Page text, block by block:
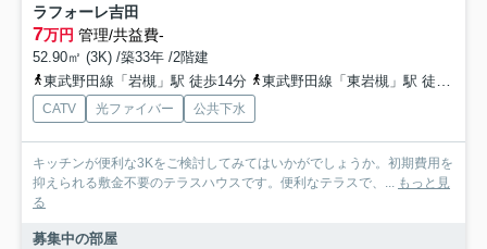
ラフォーレ吉田
7万円 管理/共益費-
52.90㎡ (3K) /築33年 /2階建
東武野田線「岩槻」駅 徒歩14分
東武野田線「東岩槻」駅 徒歩38分
CATV 光ファイバー 公共下水
キッチンが便利な3Kをご検討してみてはいかがでしょうか。初期費用を
抑えられる敷金不要のテラスハウスです。便利なテラスで、...
もっと見
る
募集中の部屋